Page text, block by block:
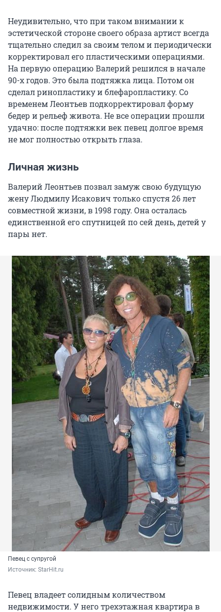
Неудивительно, что при таком внимании к
эстетической стороне своего образа артист всегда
тщательно следил за своим телом и периодически
корректировал его пластическими операциями.
На первую операцию Валерий решился в начале
90-х годов. Это была подтяжка лица. Потом он
сделал ринопластику и блефаропластику. Со
временем Леонтьев подкорректировал форму
бедер и рельеф живота. Не все операции прошли
удачно: после подтяжки век певец долгое время
не мог полностью открыть глаза.
Личная жизнь
Валерий Леонтьев позвал замуж свою будущую
жену Людмилу Исакович только спустя 26 лет
совместной жизни, в 1998 году. Она осталась
единственной его спутницей по сей день, детей у
пары нет.
Певец с супругой
Источник: StarHit.ru
Певец владеет солидным количеством
недвижимости. У него трехэтажная квартира в